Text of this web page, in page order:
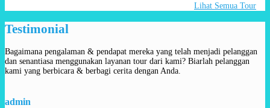
Lihat Semua Tour
Testimonial
Bagaimana pengalaman & pendapat mereka yang telah menjadi pelanggan
dan senantiasa menggunakan layanan tour dari kami? Biarlah pelanggan
kami yang berbicara & berbagi cerita dengan Anda.
admin